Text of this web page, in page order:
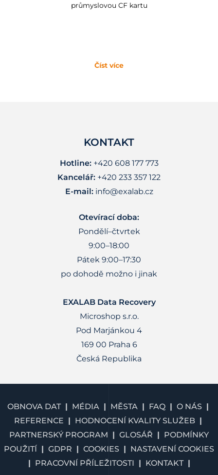
průmyslovou CF kartu
Číst více
KONTAKT
Hotline:+420 608 177 773
Kancelář: +420 233 357 122
E-mail: info@exalab.cz
Otevírací doba:
Pondělí–čtvrtek
9:00–18:00
Pátek 9:00–17:30
po dohodě možno i jinak
EXALAB Data Recovery
Microshop s.r.o.
Pod Marjánkou 4
169 00 Praha 6
Česká Republika
OBNOVA DAT MÉDIA MĚSTA FAQ
O NÁS
REFERENCE
HODNOCENÍ KVALITY SLUŽEB
PARTNERSKÝ PROGRAM
GLOSÁŘ
PODMÍNKY
POUŽITÍ
GDPR COOKIES
NASTAVENÍ COOKIES
PRACOVNÍ PŘÍLEŽITOSTI
KONTAKT